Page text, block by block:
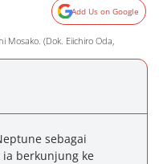
Add Us on Google
(Dok. Eiichiro Oda,
sebagai
ia berkunjung ke